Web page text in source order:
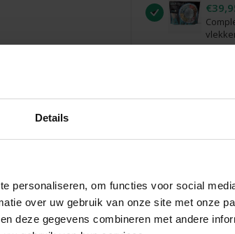
Details
personaliseren, om functies voor social
over uw gebruik van onze site met onze
deze gegevens combineren met andere